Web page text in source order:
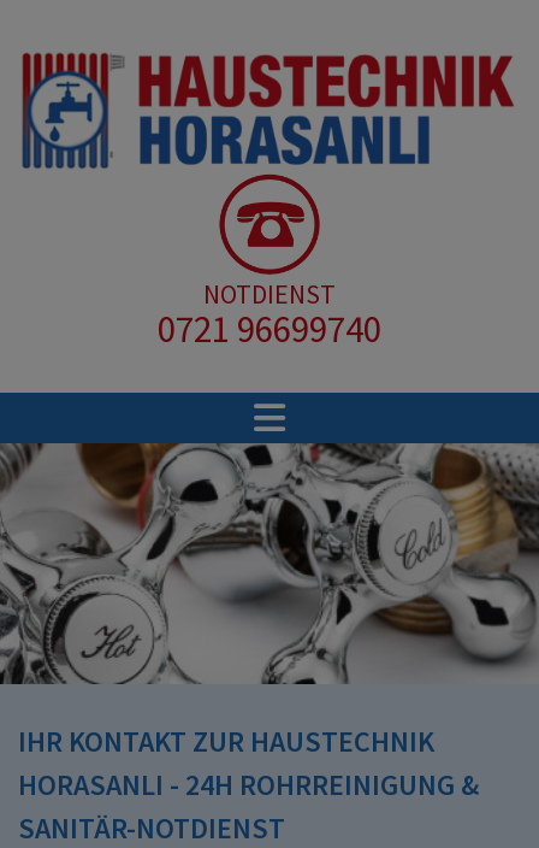
NOTDIENST
0721 96699740
IHR KONTAKT ZUR HAUSTECHNIK
HORASANLI - 24H ROHRREINIGUNG &
SANITÄR-NOTDIENST